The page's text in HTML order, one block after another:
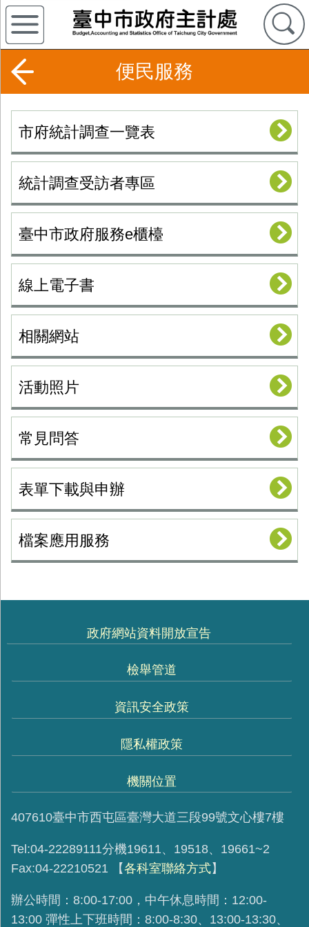
便民服務
市府統計調查一覽表
統計調查受訪者專區
臺中市政府服務e櫃檯
線上電子書
相關網站
活動照片
常見問答
表單下載與申辦
檔案應用服務
政府網站資料開放宣告
檢舉管道
資訊安全政策
隱私權政策
機關位置
407610臺中市西屯區臺灣大道三段99號文心樓7樓
Tel:04-22289111分機19611、19518、19661~2
Fax:04-22210521
【各科室聯絡方式】
辦公時間：8:00-17:00，中午休息時間：12:00-
13:00 彈性上下班時間：8:00-8:30、13:00-13:30、